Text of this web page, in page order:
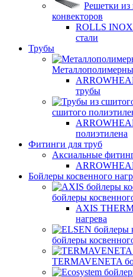
Решетки из
конвекторов
ROLLS
стали
Трубы
трубы
сшитого
полиэтилена
Фитинги для труб
Аксиальные
Бойлеры косвенного
бойлеры
AXIS
нагрева
бойлеры
TERMAVENETA